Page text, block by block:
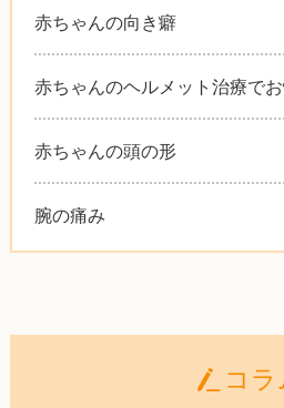
赤ちゃんの向き癖
赤ちゃんのヘルメット治療で
赤ちゃんの頭の形
腕の痛み
コラ